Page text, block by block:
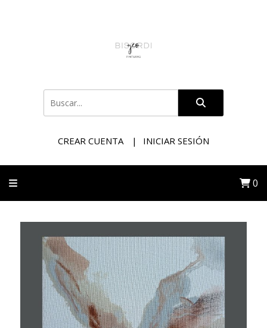
CREAR CUENTA INICIAR SESIÓN
0